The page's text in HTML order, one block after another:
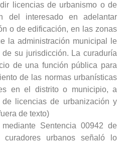
licencias de urbanismo o de
del interesado en adelantar
o de edificación, en las zonas
la administración municipal le
su jurisdicción. La curaduría
de una función pública para
de las normas urbanísticas
en el distrito o municipio, a
licencias de urbanización y
de texto)
Sentencia 00942 de
urbanos señaló lo